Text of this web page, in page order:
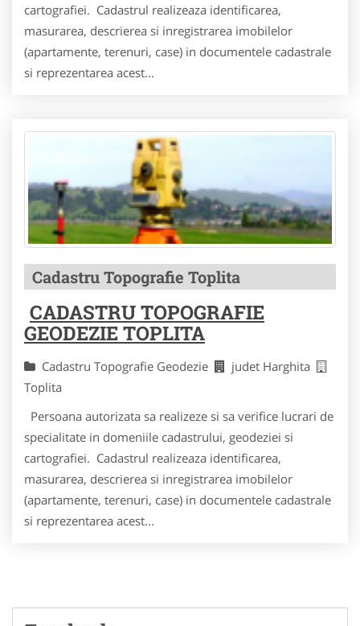
cartografiei. Cadastrul realizeaza identificarea,
masurarea, descrierea si inregistrarea imobilelor
(apartamente, terenuri, case) in documentele cadastrale
si reprezentarea acest...
Cadastru Topografie Toplita
CADASTRU TOPOGRAFIE
GEODEZIE TOPLITA
Cadastru Topografie Geodezie
judet Harghita
Toplita
Persoana autorizata sa realizeze si sa verifice lucrari de
specialitate in domeniile cadastrului, geodeziei si
cartografiei. Cadastrul realizeaza identificarea,
masurarea, descrierea si inregistrarea imobilelor
(apartamente, terenuri, case) in documentele cadastrale
si reprezentarea acest...